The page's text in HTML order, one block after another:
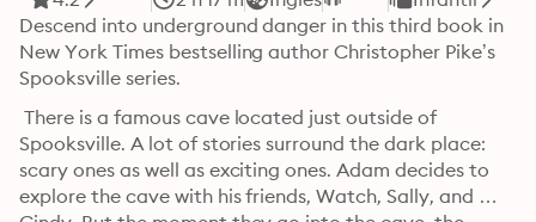
Descend into underground danger in this third book in
New York Times bestselling author Christopher Pike’s
Spooksville series.
There is a famous cave located just outside of
Spooksville. A lot of stories surround the dark place:
scary ones as well as exciting ones. Adam decides to
explore the cave with his friends, Watch, Sally, and